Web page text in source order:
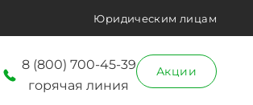
Юридическим лицам
8 (800) 700-45-39
горячая линия
Акции